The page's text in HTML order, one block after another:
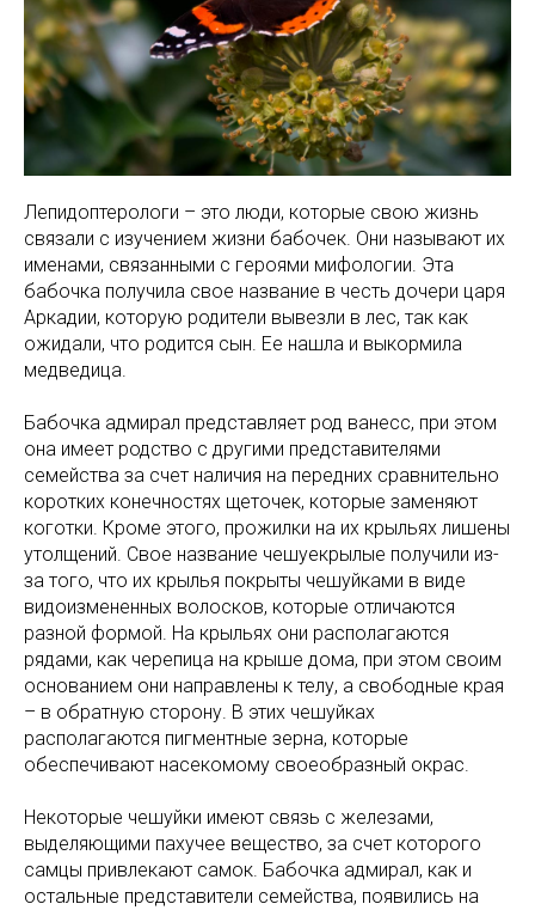
Лепидоптерологи – это люди, которые свою жизнь
связали с изучением жизни бабочек. Они называют их
именами, связанными с героями мифологии. Эта
бабочка получила свое название в честь дочери царя
Аркадии, которую родители вывезли в лес, так как
ожидали, что родится сын. Ее нашла и выкормила
медведица.
Бабочка адмирал представляет род ванесс, при этом
она имеет родство с другими представителями
семейства за счет наличия на передних сравнительно
коротких конечностях щеточек, которые заменяют
коготки. Кроме этого, прожилки на их крыльях лишены
утолщений. Свое название чешуекрылые получили из-
за того, что их крылья покрыты чешуйками в виде
видоизмененных волосков, которые отличаются
разной формой. На крыльях они располагаются
рядами, как черепица на крыше дома, при этом своим
основанием они направлены к телу, а свободные края
– в обратную сторону. В этих чешуйках
располагаются пигментные зерна, которые
обеспечивают насекомому своеобразный окрас.
Некоторые чешуйки имеют связь с железами,
выделяющими пахучее вещество, за счет которого
самцы привлекают самок. Бабочка адмирал, как и
остальные представители семейства, появились на